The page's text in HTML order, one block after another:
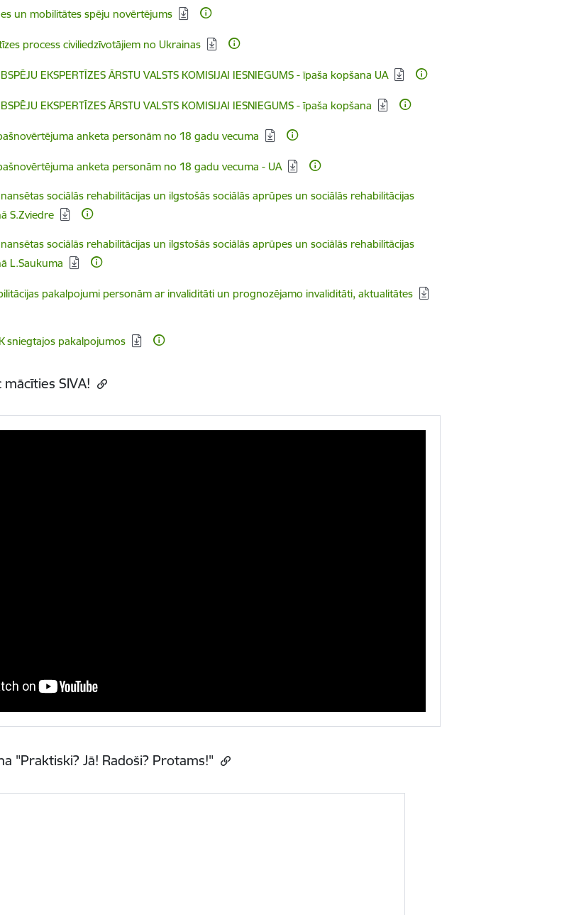
un mobilitātes spēju novērtējums
process civiliedzīvotājiem no Ukrainas
EKSPERTĪZES ĀRSTU VALSTS KOMISIJAI IESNIEGUMS - īpaša kopšana UA
EKSPERTĪZES ĀRSTU VALSTS KOMISIJAI IESNIEGUMS - īpaša kopšana
anketa personām no 18 gadu vecuma
anketa personām no 18 gadu vecuma - UA
sociālās rehabilitācijas un ilgstošās sociālās aprūpes un sociālās rehabilitācijas
S.Zviedre
sociālās rehabilitācijas un ilgstošās sociālās aprūpes un sociālās rehabilitācijas
L.Saukuma
pakalpojumi personām ar invaliditāti un prognozējamo invaliditāti, aktualitātes
sniegtajos pakalpojumos
SIVA!
"Praktiski? Jā! Radoši? Protams!"